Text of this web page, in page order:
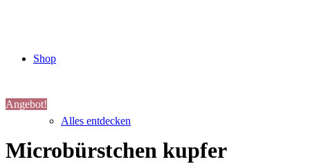
Shop
Alles entdecken
Angebot!
Microbürstchen kupfer